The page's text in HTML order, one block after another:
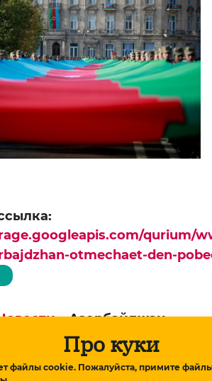
Про куки
файлы cookie. Пожалуйста, примите
qurium/
otmechaet-den-
▸Азербайджан
День Победы